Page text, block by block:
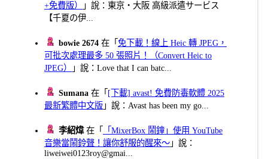
+免費版）
」說：東京・大阪 高級派遣サービス
【千夏の伊...
bowie 2674 在「免下載！線上 Heic 轉 JPEG，
可批次處理最多 50 張照片！（Convert Heic to
JPEG）
」說：Love that I can batc...
Sumana 在「 [下載] avast! 免費防毒軟體 2025
最新繁體中文版 」說：Avast has been my go...
李紹煒在「
「MixerBox 鬧鐘」使用 YouTube
音樂當鬧鈴聲！讓你舒服的醒來～ 」說：
liweiwei0123roy@gmai...